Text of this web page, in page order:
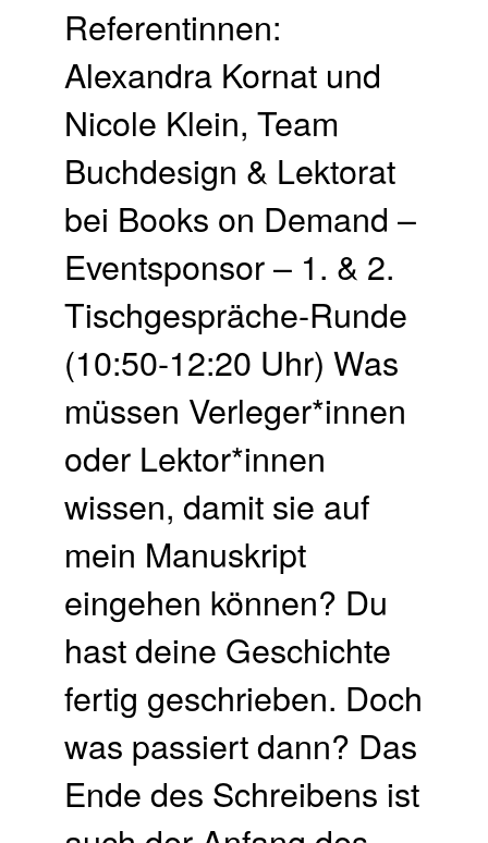
Referentinnen:
Alexandra Kornat und
Nicole Klein, Team
Buchdesign & Lektorat
bei Books on Demand –
Eventsponsor – 1. & 2.
Tisch­gespräche-Runde
(10:50-12:20 Uhr) Was
müssen Verleger*innen
oder Lektor*innen
wissen, damit sie auf
mein Manuskript
eingehen können? Du
hast deine Geschichte
fertig geschrieben. Doch
was passiert dann? Das
Ende des Schreibens ist